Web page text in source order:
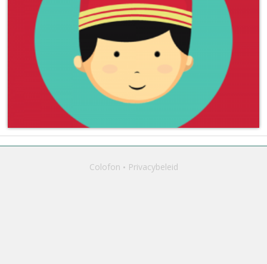
Colofon Privacybeleid